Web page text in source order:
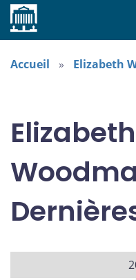
Accueil
Accueil Elizabeth
Elizabeth